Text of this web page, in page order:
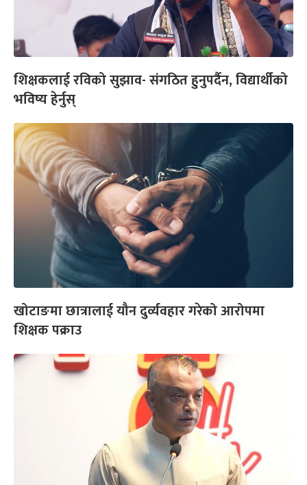
शिक्षकलाई रविको सुझाव- संगठित हुनुपर्दैन, विद्यार्थीको
भविष्य हेर्नुस्
खोटाङमा छात्रालाई यौन दुर्व्यवहार गरेको आरोपमा
शिक्षक पक्राउ